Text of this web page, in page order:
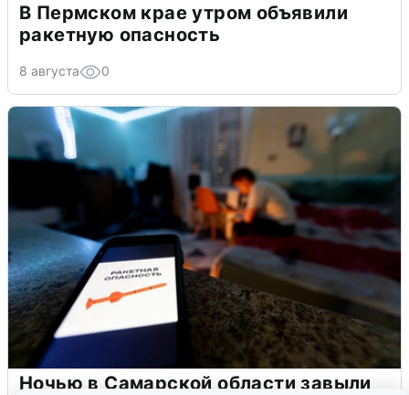
В Пермском крае утром объявили
ракетную опасность
8 августа 0
Ночью в Самарской области завыли